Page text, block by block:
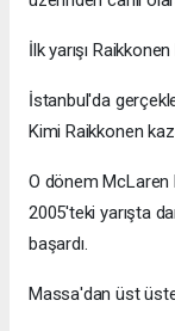
İlk yarışı
İstanbul'da
Kimi Raikkonen
O dönem McLaren
2005'teki yarışta
başardı.
Massa'dan üst